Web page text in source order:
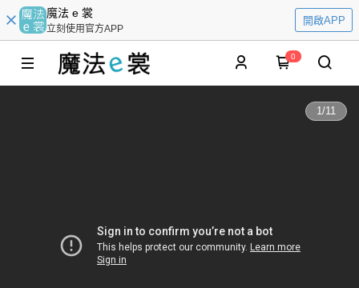
魔法 e 裳
立刻使用官方APP
開啟APP
0
1/11